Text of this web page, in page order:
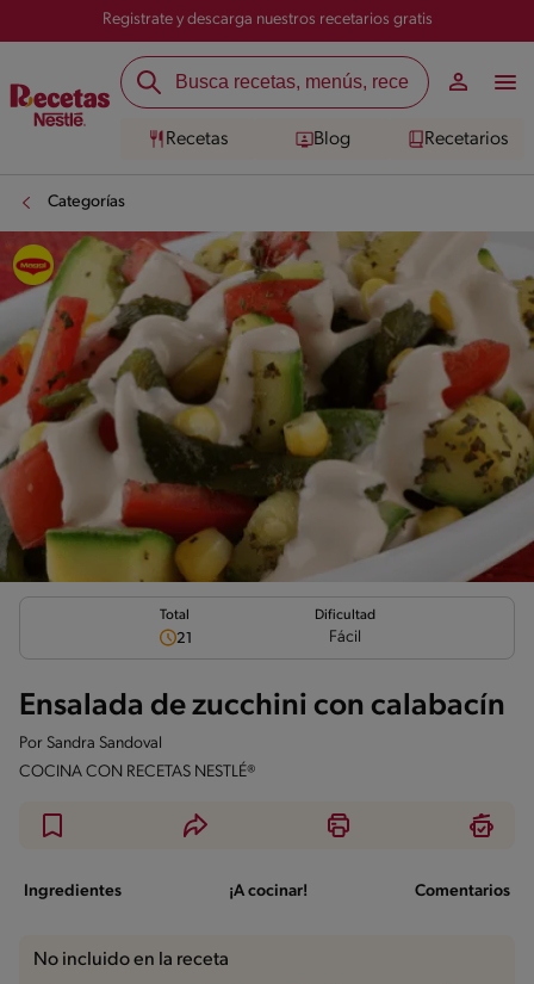
Registrate y descarga nuestros recetarios gratis
Recetas Blog Recetarios
Categorías
Total
21
Dificultad
Fácil
Ensalada de zucchini con calabacín
Por Sandra Sandoval
COCINA CON RECETAS NESTLÉ®
Ingredientes ¡A cocinar! Comentarios
No incluido en la receta